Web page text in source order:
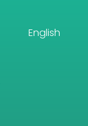
English